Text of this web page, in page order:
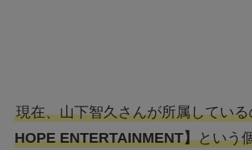
現在、山下智久さんが所属している
HOPE ENTERTAINMENT】という